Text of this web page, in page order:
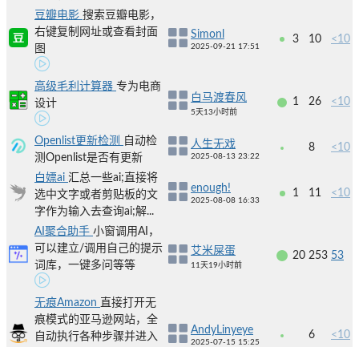
豆瓣电影 搜索豆瓣电影，
右键复制网址或查看封面
图
Simonl
2025-09-21 17:51
3 10 <10
高级毛利计算器 专为电商
设计
白马渡春风
5天13小时前
1 26 <10
Openlist更新检测
自动检
测Openlist是否有更新
人生无戏
2025-08-13 23:22
8 <10
白嫖ai 汇总一些ai;直接将
选中文字或者剪贴板的文
字作为输入去查询ai;解...
enough!
2025-08-08 16:33
1 11 <10
AI聚合助手 小窗调用AI，
可以建立/调用自己的提示
词库，一键多问等等
艾米屎蛋
11天19小时前
20 253 53
无痕Amazon 直接打开无
痕模式的亚马逊网站，全
自动执行各种步骤并进入
AndyLinyeye
2025-07-15 15:25
6 <10